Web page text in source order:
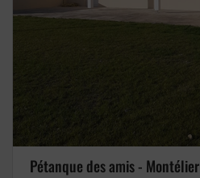
Pétanque des amis - Montélier